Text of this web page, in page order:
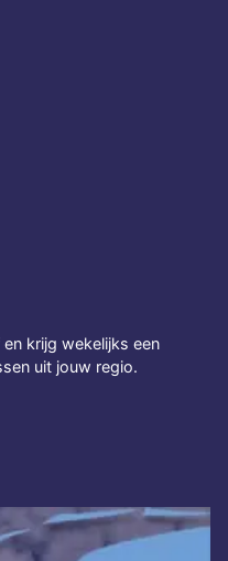
krijg wekelijks een
uit jouw regio.